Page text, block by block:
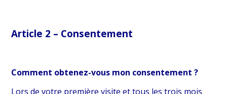
Article 2 – Consentement
Comment obtenez-vous mon consentement ?
Lors de votre première visite et tous les trois mois